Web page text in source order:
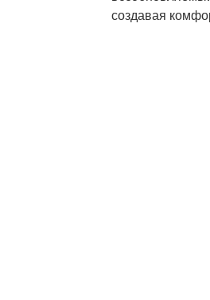
создавая